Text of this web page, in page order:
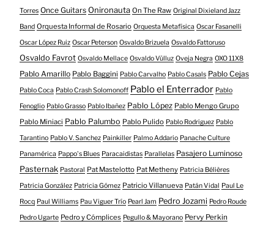
Torres Once Guitars Onironauta On The Raw Original Dixieland Jazz
Band Orquesta Informal de Rosario Orquesta Metafísica Oscar Fasanelli
Oscar López Ruiz Oscar Peterson Osvaldo Brizuela Osvaldo Fattoruso
Osvaldo Favrot Osvaldo Mellace Osvaldo Vülluz Oveja Negra OXO 11X8
Pablo Amarillo Pablo Baggini Pablo Carvalho Pablo Casals Pablo Cejas
Pablo Coca Pablo Crash Solomonoff Pablo el Enterrador Pablo
Fenoglio Pablo Grasso Pablo Ibañez Pablo López Pablo Mengo Grupo
Pablo Miniaci Pablo Palumbo Pablo Pulido Pablo Rodriguez Pablo
Tarantino Pablo V. Sanchez Painkiller Palmo Addario Panache Culture
Panamérica Pappo's Blues Paracaidistas Parallelas Pasajero Luminoso
Pasternak Pastoral Pat Mastelotto Pat Metheny Patricia Bélières
Patricia González Patricia Gómez Patricio Villanueva Patán Vidal
Paul Le
Rocq Paul Williams Pau Viguer Trío Pearl Jam Pedro Jozami Pedro Roude
Pedro Ugarte Pedro y Cómplices Pegullo & Mayorano Pervy Perkin